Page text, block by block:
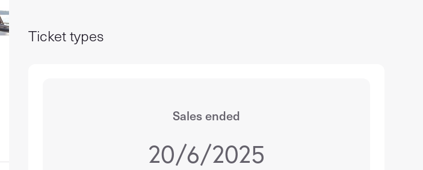
Ticket types
Sales ended
20/6/2025